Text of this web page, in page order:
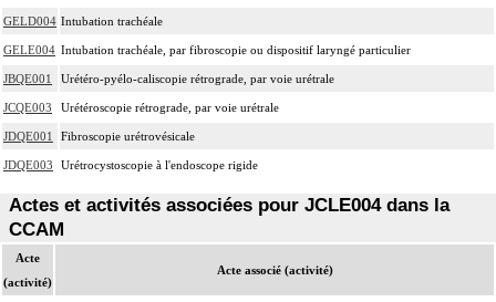
GELD004 Intubation trachéale
GELE004 Intubation trachéale, par fibroscopie ou dispositif laryngé particulier
JBQE001 Urétéro-pyélo-caliscopie rétrograde, par voie urétrale
JCQE003 Urétéroscopie rétrograde, par voie urétrale
JDQE001 Fibroscopie urétrovésicale
JDQE003 Urétrocystoscopie à l'endoscope rigide
Actes et activités associées pour JCLE004 dans la
CCAM
Acte
(activité)
Acte associé (activité)